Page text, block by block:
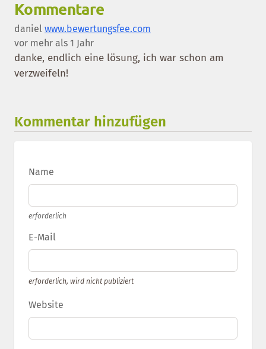
Kommentare
daniel www.bewertungsfee.com
vor mehr als 1 Jahr
danke, endlich eine lösung, ich war schon am
verzweifeln!
Kommentar hinzufügen
Name
erforderlich
E-Mail
erforderlich, wird nicht publiziert
Website